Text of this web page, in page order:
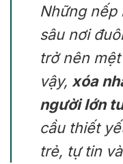
Những nếp
sâu nơi
trở nên
vậy, xóa
người lớn
cầu thiết
trẻ, tự tin